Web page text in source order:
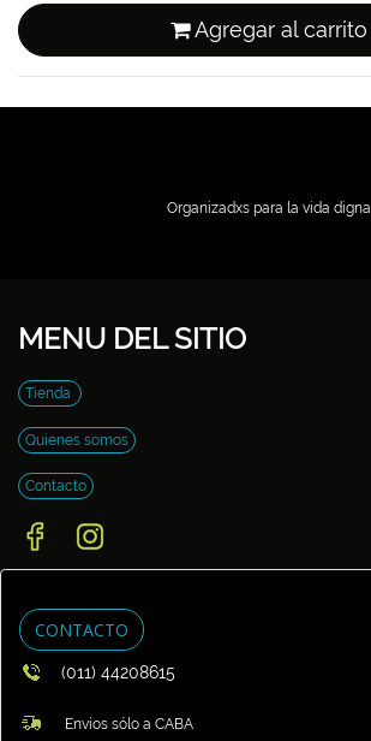
Agregar al carrito
Organizadxs para la vida digna
MENU DEL SITIO
Tienda
Quienes somos
Contacto
CONTACTO
(011) 44208615
Envíos sólo a CABA